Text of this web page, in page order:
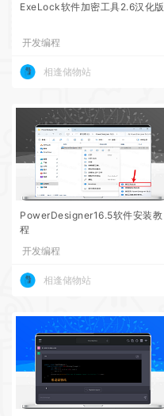
ExeLock软件加密工具2.6汉化版
开发编程
相逢储物站
PowerDesigner16.5软件安装教
程
开发编程
相逢储物站